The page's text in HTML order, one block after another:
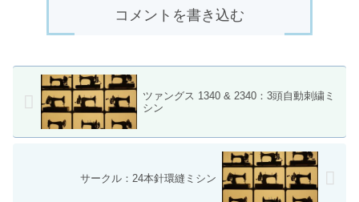
コメントを書き込む
ツァングス 1340 & 2340：3頭自動刺繍ミ
シン
サークル：24本針環縫ミシン